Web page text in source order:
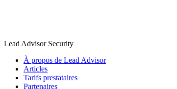
Lead Advisor Security
À propos de Lead Advisor
Articles
Tarifs prestataires
Partenaires